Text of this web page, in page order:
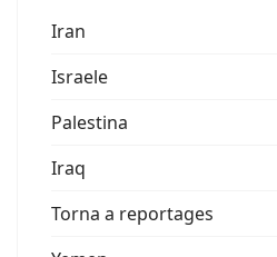
Iran
Israele
Palestina
Iraq
Torna a reportages